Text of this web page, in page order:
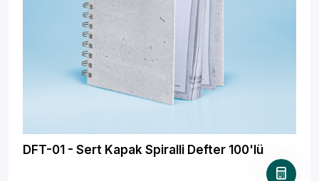
DFT-01 - Sert Kapak Spiralli Defter 100'lü